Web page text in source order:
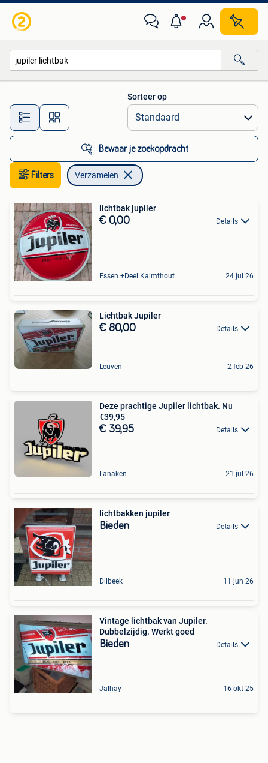
Alle afstanden…
Sorteer op
Bewaar je zoekopdracht
Filters Verzamelen
lichtbak jupiler
€ 0,00 Details
Essen +Deel Kalmthout 24 jul 26
Lichtbak Jupiler
€ 80,00 Details
Leuven 2 feb 26
Deze prachtige Jupiler lichtbak. Nu
€39,95
€ 39,95 Details
Lanaken 21 jul 26
lichtbakken jupiler
Bieden Details
Dilbeek 11 jun 26
Vintage lichtbak van Jupiler.
Dubbelzijdig. Werkt goed
Bieden Details
Jalhay 16 okt 25